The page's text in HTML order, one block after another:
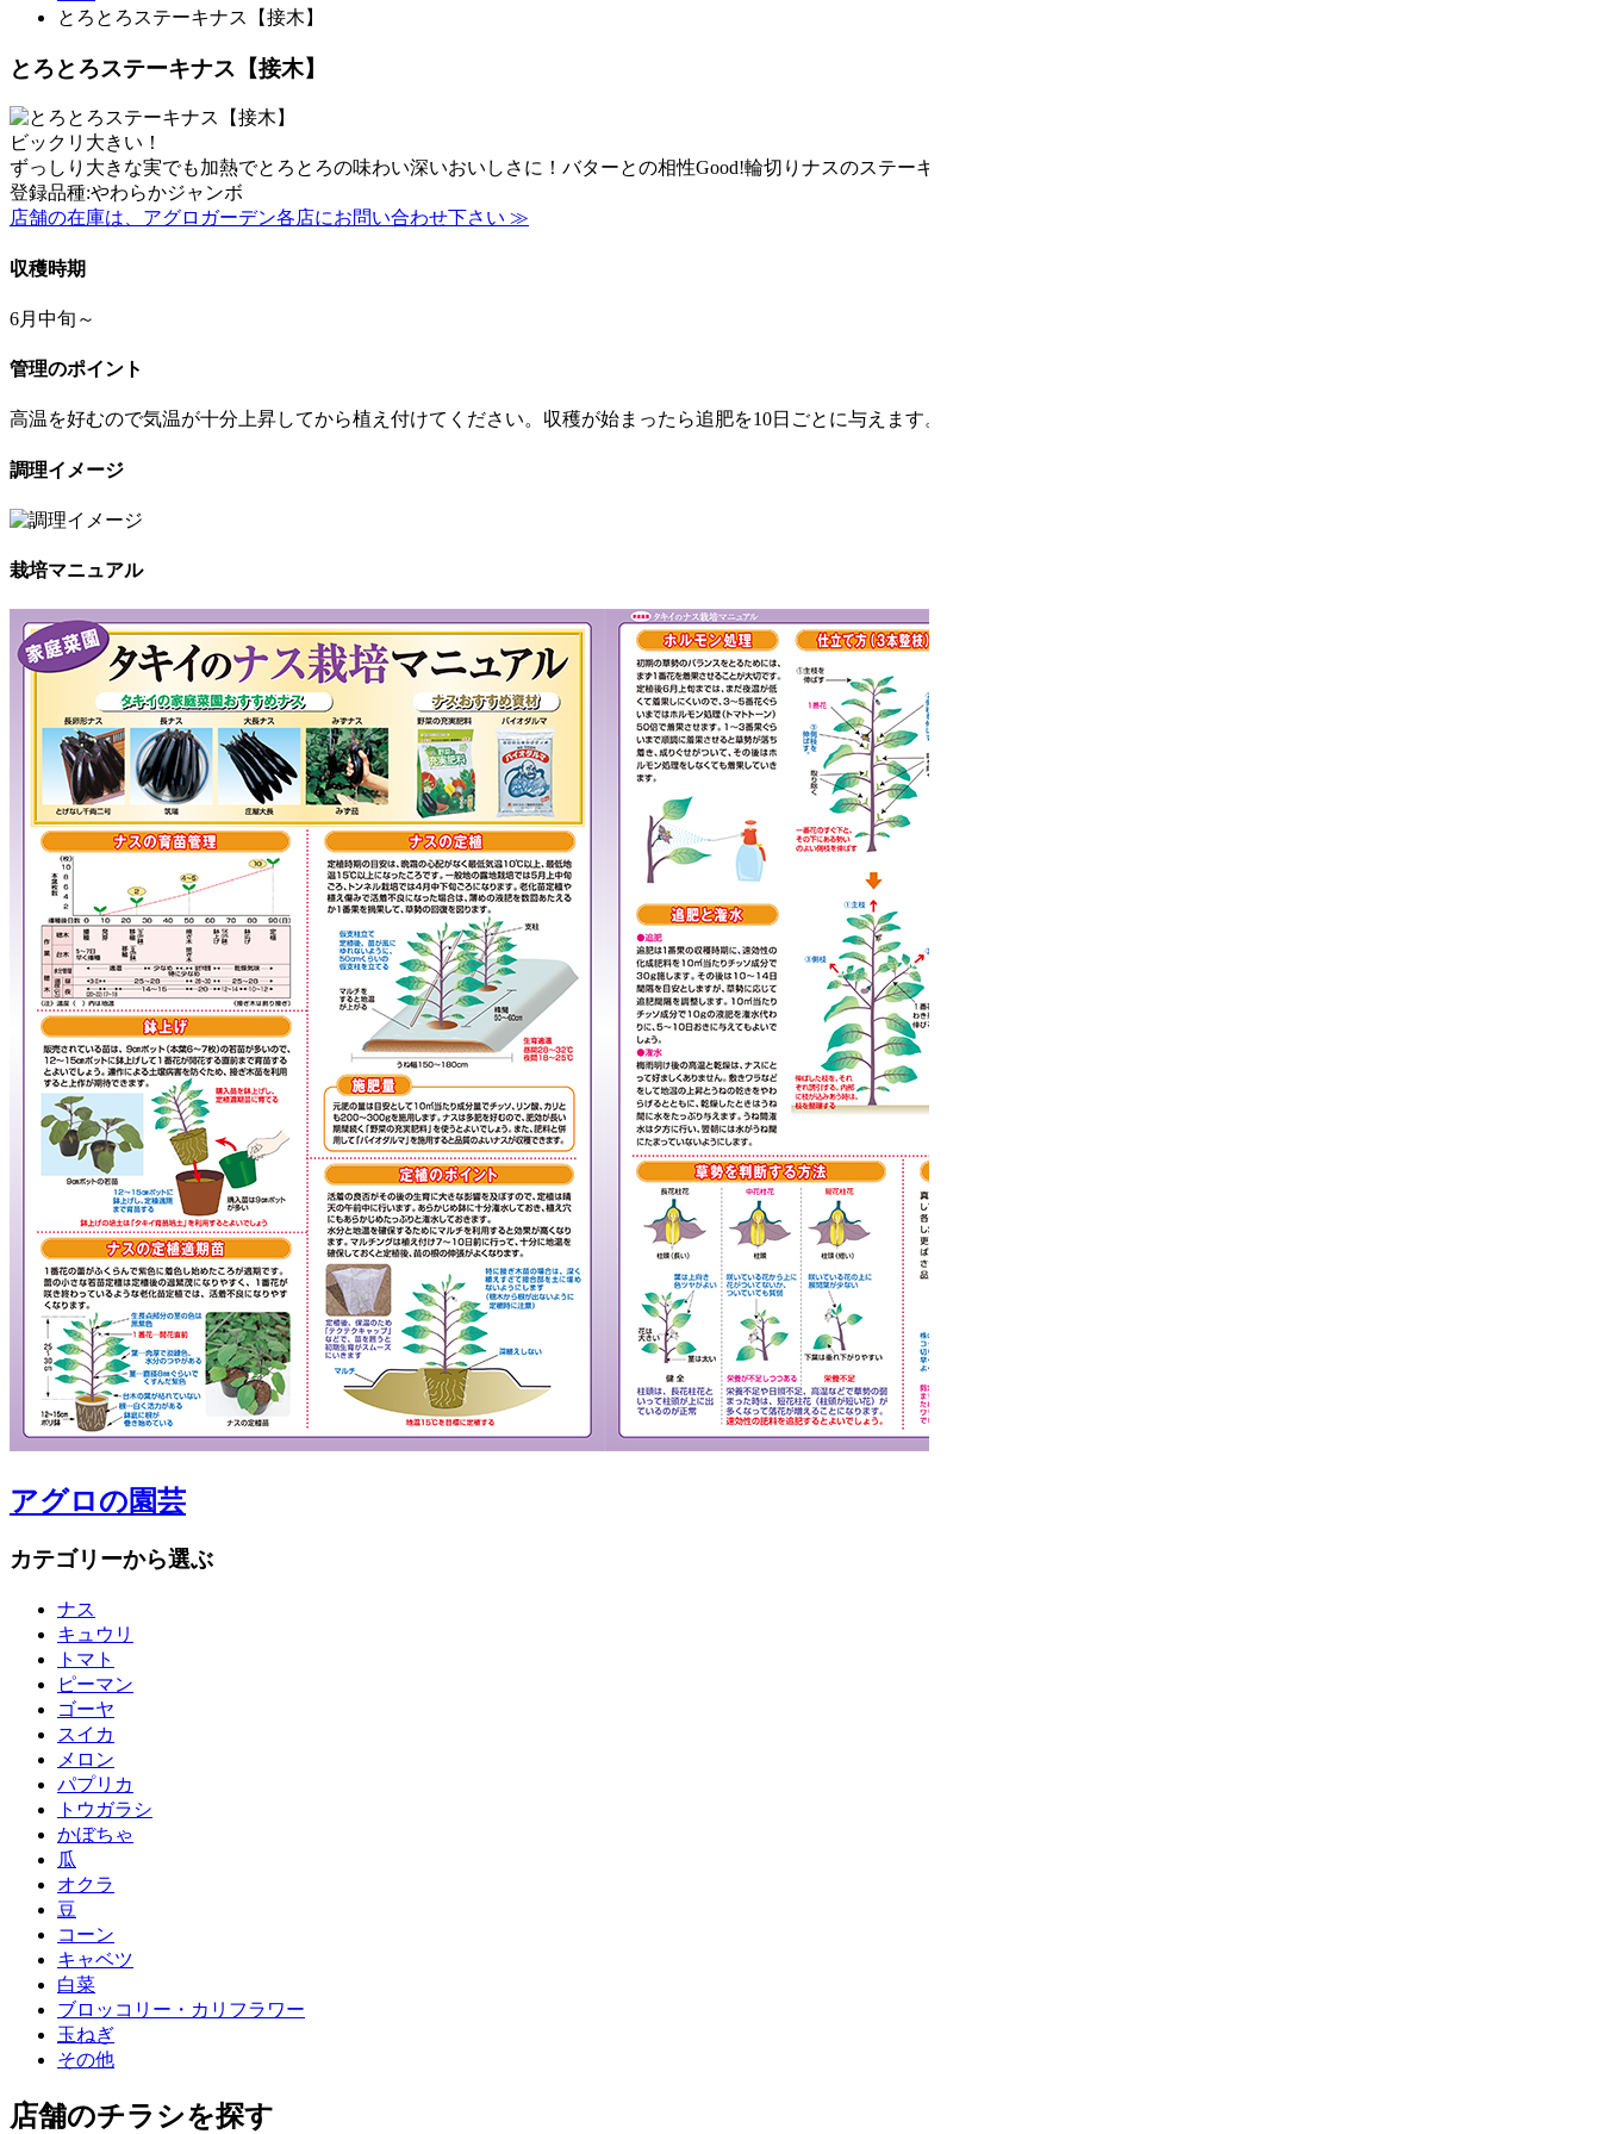
とろとろステーキナス【接木】
とろとろステーキナス【接木】
ビックリ大きい！
ずっしり大きな実でも加熱でとろとろの味わい深いおいしさに！バターとの相性Good!輪切りナスのステーキは絶品！
登録品種:やわらかジャンボ
店舗の在庫は、アグロガーデン各店にお問い合わせ下さい ≫
収穫時期
6月中旬～
管理のポイント
高温を好むので気温が十分上昇してから植え付けてください。収穫が始まったら追肥を10日ごとに与えます。果重が500～600g位になったら収穫します。
調理イメージ
栽培マニュアル
アグロの園芸
カテゴリーから選ぶ
ナス
キュウリ
トマト
ピーマン
ゴーヤ
スイカ
メロン
パプリカ
トウガラシ
かぼちゃ
瓜
オクラ
豆
コーン
キャベツ
白菜
ブロッコリー・カリフラワー
玉ねぎ
その他
店舗のチラシを探す